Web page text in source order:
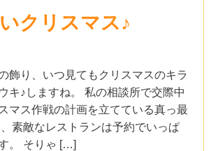
クリスマス♪
飾り、いつ見てもクリスマスのキラ
キ♪しますね。 私の相談所で交際中
マス作戦の計画を立てている真っ最
素敵なレストランは予約でいっぱ
。 そりゃ […]